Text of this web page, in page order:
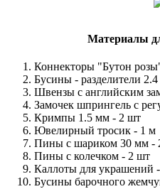
Материалы
Коннекторы "Бутон
Бусины - разделители
Швензы с английским
Замочек шпрингель с
Кримпы 1.5 мм - 2 шт
Ювелирный тросик - 1 м
Пины с шариком 30 мм -
Пины с колечком - 2 шт
Каллоты для украшений
Бусины барочного